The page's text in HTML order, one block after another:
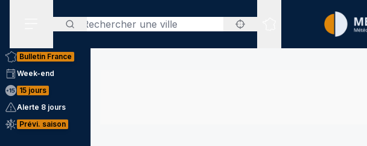
Rechercher
Sites expertisés
Bulletin France
Week-end
15 jours
Alerte 8 jours
Prévi. saison